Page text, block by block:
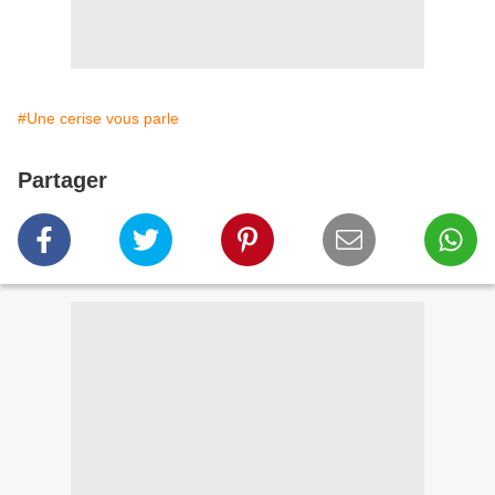
#Une cerise vous parle
Partager